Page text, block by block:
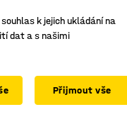
2 boxy nad sebou
Praktické vnitřní
Vypouklé
Šatní skříňka s
vybaveno šatní tyčí
a přihrádkou ve
k jejich ukládání na
dat a s našimi
Přijmout vše